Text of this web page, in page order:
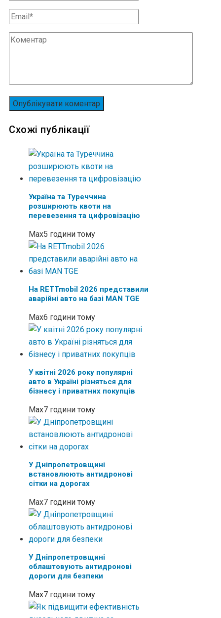
Схожі публікації
Україна та Туреччина
розширюють квоти на
перевезення та цифровізацію
Max5 години тому
На RETTmobil 2026 представили
аварійні авто на базі MAN TGE
Max6 години тому
У квітні 2026 року популярні
авто в Україні різняться для
бізнесу і приватних покупців
Max7 години тому
У Дніпропетровщині
встановлюють антидронові
сітки на дорогах
Max7 години тому
У Дніпропетровщині
облаштовують антидронові
дороги для безпеки
Max7 години тому